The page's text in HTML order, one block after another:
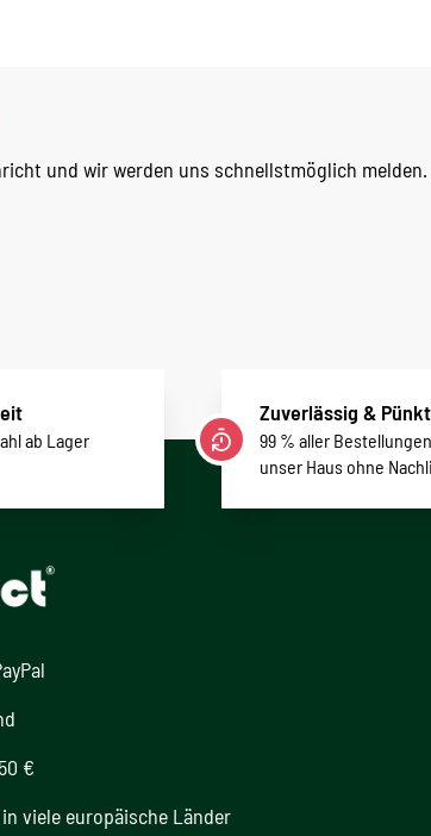
und wir werden uns schnellstmöglich melden.
ab Lager
Zuverlässig &
99 % aller
unser Haus ohne
€
viele europäische Länder